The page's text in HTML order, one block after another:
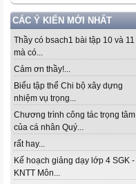
CÁC Ý KIẾN MỚI NHẤT
Thầy có bsach1 bài tập 10 và 11
mà có...
Cảm ơn thầy!...
Biểu tập thể Chi bộ xây dựng
nhiệm vụ trọng...
Chương trình công tác trọng tâm
của cá nhân Quý...
rất hay...
Kế hoạch giảng dạy lớp 4 SGK -
KNTT Môn...